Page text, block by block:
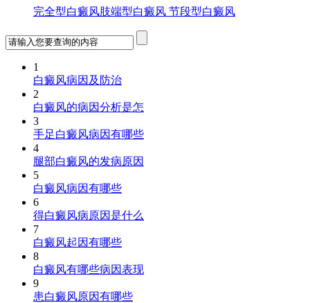
完全型白癜风肢端型白癜风 节段型白癜风
1
白癜风病因及防治
2
白癜风的病因分析是怎
3
手足白癜风病因有哪些
4
腿部白癜风的发病原因
5
白癜风病因有哪些
6
得白癜风病原因是什么
7
白癜风起因有哪些
8
白癜风有哪些病因表现
9
患白癜风原因有哪些